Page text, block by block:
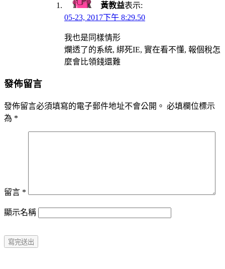
黃教益表示:
05-23, 2017下午 8:29.50
我也是同樣情形
爛透了的系統, 綁死IE, 實在看不懂, 報個稅怎
麼會比領錢還難
發佈留言
發佈留言必須填寫的電子郵件地址不會公開。 必填欄位標示
為 *
留言 *
顯示名稱